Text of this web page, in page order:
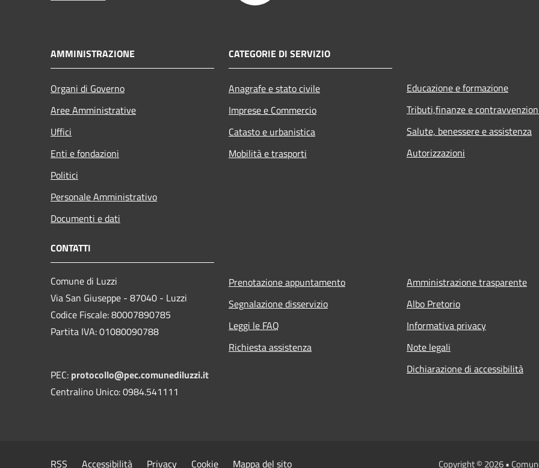
AMMINISTRAZIONE
Organi di Governo
Aree Amministrative
Uffici
Enti e fondazioni
Politici
Personale Amministrativo
Documenti e dati
CATEGORIE DI SERVIZIO
Anagrafe e stato civile
Imprese e Commercio
Catasto e urbanistica
Mobilità e trasporti
Educazione e formazione
Tributi,finanze e
Salute, benessere e assistenza
Autorizzazioni
CONTATTI
Comune di Luzzi
Via San Giuseppe - 87040 - Luzzi
Codice Fiscale: 80007890785
Partita IVA: 01080090788
PEC: protocollo@pec.comunediluzzi.it
Centralino Unico: 0984.541111
Prenotazione appuntamento
Segnalazione disservizio
Leggi le FAQ
Richiesta assistenza
Amministrazione trasparente
Albo Pretorio
Informativa privacy
Note legali
Dichiarazione di accessibilità
RSS Accessibilità Privacy Cookie Mappa del sito Copyright © 2026 •